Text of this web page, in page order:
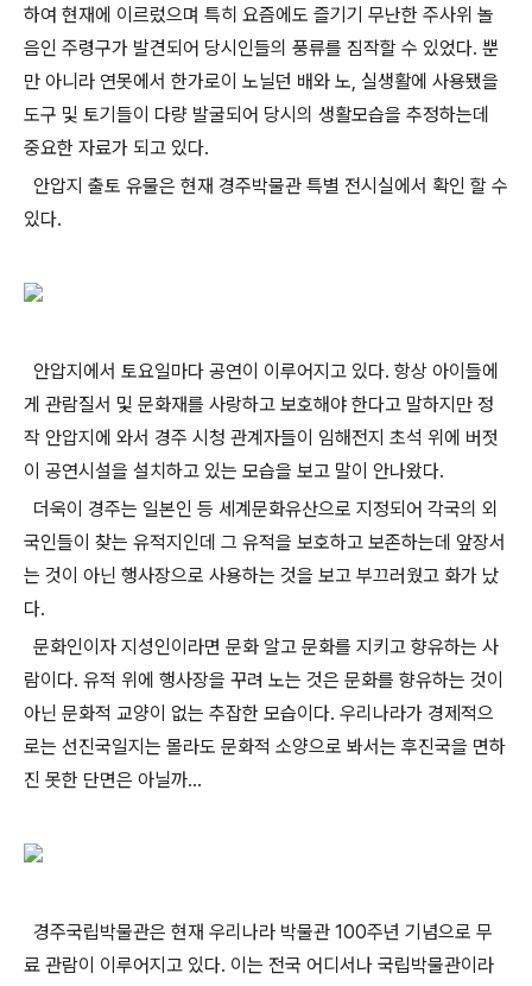
하여 현재에 이르렀으며 특히 요즘에도 즐기기 무난한 주사위 놀
음인 주령구가 발견되어 당시인들의 풍류를 짐작할 수 있었다. 뿐
만 아니라 연못에서 한가로이 노닐던 배와 노, 실생활에 사용됐을
도구 및 토기들이 다량 발굴되어 당시의 생활모습을 추정하는데
중요한 자료가 되고 있다.
안압지 출토 유물은 현재 경주박물관 특별 전시실에서 확인 할 수
있다.
안압지에서 토요일마다 공연이 이루어지고 있다. 항상 아이들에
게 관람질서 및 문화재를 사랑하고 보호해야 한다고 말하지만 정
작 안압지에 와서 경주 시청 관계자들이 임해전지 초석 위에 버젓
이 공연시설을 설치하고 있는 모습을 보고 말이 안나왔다.
더욱이 경주는 일본인 등 세계문화유산으로 지정되어 각국의 외
국인들이 찾는 유적지인데 그 유적을 보호하고 보존하는데 앞장서
는 것이 아닌 행사장으로 사용하는 것을 보고 부끄러웠고 화가 났
다.
문화인이자 지성인이라면 문화 알고 문화를 지키고 향유하는 사
람이다. 유적 위에 행사장을 꾸려 노는 것은 문화를 향유하는 것이
아닌 문화적 교양이 없는 추잡한 모습이다. 우리나라가 경제적으
로는 선진국일지는 몰라도 문화적 소양으로 봐서는 후진국을 면하
진 못한 단면은 아닐까...
경주국립박물관은 현재 우리나라 박물관 100주년 기념으로 무
료 관람이 이루어지고 있다. 이는 전국 어디서나 국립박물관이라